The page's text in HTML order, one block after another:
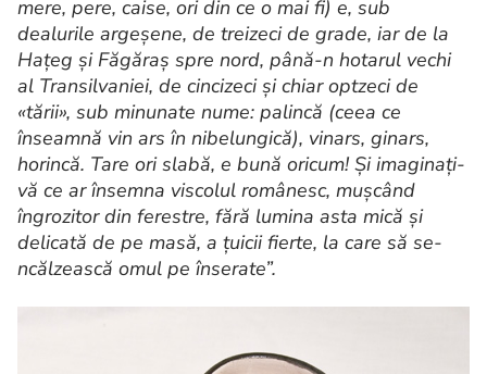
mere, pere, caise, ori din ce o mai fi) e, sub
dealurile argeşene, de treizeci de grade, iar de la
Haţeg şi Făgăraş spre nord, până-n hotarul vechi
al Transilvaniei, de cincizeci şi chiar optzeci de
«tării», sub minunate nume: palincă (ceea ce
înseamnă vin ars în nibelungică), vinars, ginars,
horincă. Tare ori slabă, e bună oricum! Şi imaginaţi-
vă ce ar însemna viscolul românesc, muşcând
îngrozitor din ferestre, fără lumina asta mică şi
delicată de pe masă, a ţuicii fierte, la care să se-
ncălzească omul pe înserate”.